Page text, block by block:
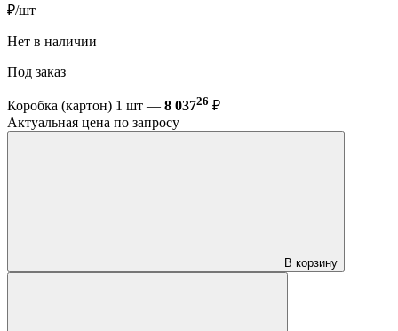
₽/шт
Нет в наличии
Под заказ
Коробка (картон) 1 шт — 8 03726 ₽
Актуальная цена по запросу
В корзину